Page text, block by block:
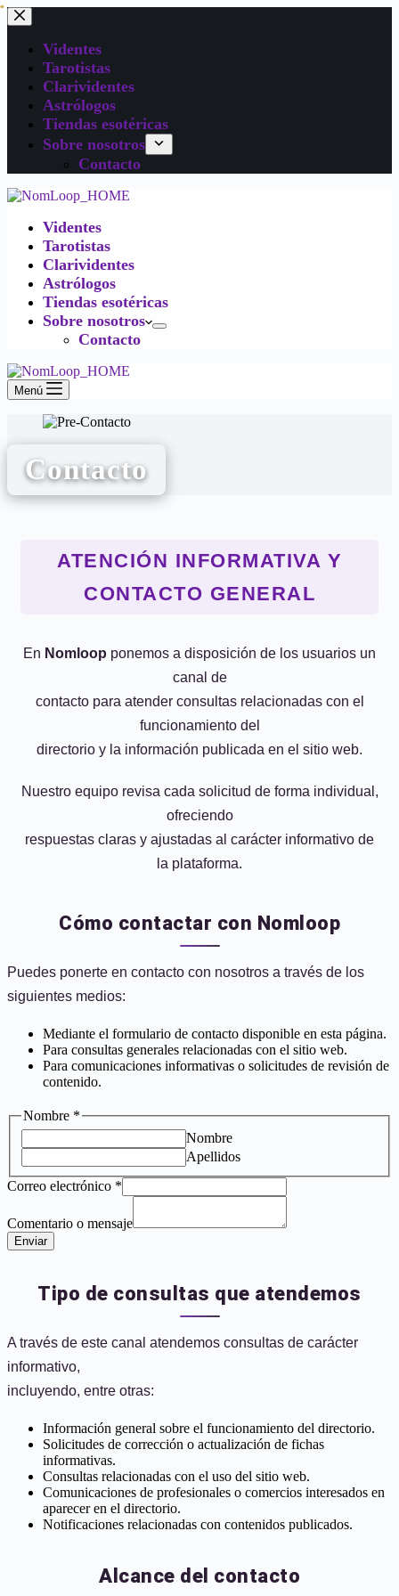
Videntes
Tarotistas
Clarividentes
Astrólogos
Tiendas esotéricas
Sobre nosotros
Contacto
Videntes
Tarotistas
Clarividentes
Astrólogos
Tiendas esotéricas
Sobre nosotros
Contacto
Menú
Contacto
ATENCIÓN INFORMATIVA Y
CONTACTO GENERAL
En Nomloop ponemos a disposición de los usuarios un
canal de
contacto para atender consultas relacionadas con el
funcionamiento del
directorio y la información publicada en el sitio web.
Nuestro equipo revisa cada solicitud de forma individual,
ofreciendo
respuestas claras y ajustadas al carácter informativo de
la plataforma.
Cómo contactar con Nomloop
Puedes ponerte en contacto con nosotros a través de los
siguientes medios:
Mediante el formulario de contacto disponible en esta página.
Para consultas generales relacionadas con el sitio web.
Para comunicaciones informativas o solicitudes de revisión de
contenido.
electrónico
mensaje
Nombre
Nombre *
Nombre
Apellidos
Correo electrónico *
Comentario o mensaje
Enviar
Tipo de consultas que atendemos
A través de este canal atendemos consultas de carácter
informativo,
incluyendo, entre otras:
Información general sobre el funcionamiento del directorio.
Solicitudes de corrección o actualización de fichas
informativas.
Consultas relacionadas con el uso del sitio web.
Comunicaciones de profesionales o comercios interesados en
aparecer en el directorio.
Notificaciones relacionadas con contenidos publicados.
Alcance del contacto